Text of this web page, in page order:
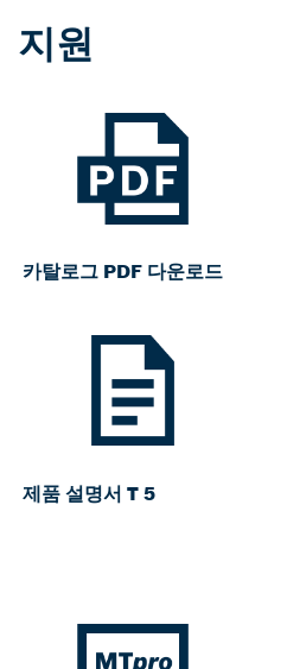
지원
카탈로그 PDF 다운로드
제품 설명서 T 5